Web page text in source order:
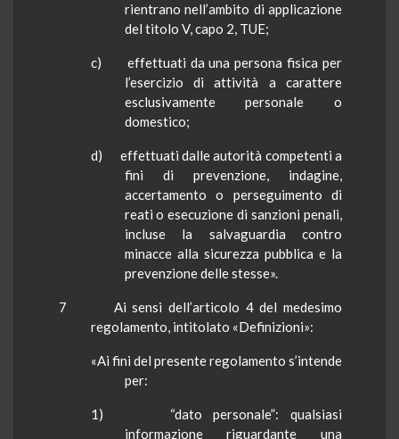
rientrano nell’ambito di applicazione
del titolo V, capo 2, TUE;
c) effettuati da una persona fisica per
l’esercizio di attività a carattere
esclusivamente personale o
domestico;
d) effettuati dalle autorità competenti a
fini di prevenzione, indagine,
accertamento o perseguimento di
reati o esecuzione di sanzioni penali,
incluse la salvaguardia contro
minacce alla sicurezza pubblica e la
prevenzione delle stesse».
7 Ai sensi dell’articolo 4 del medesimo
regolamento, intitolato «Definizioni»:
«Ai fini del presente regolamento s’intende
per:
1) “dato personale”: qualsiasi
informazione riguardante una